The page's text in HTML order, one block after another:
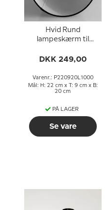
Hvid Rund
lampeskærm til
højden til E27 fatning
omløbsringe
DKK 249,00
Varenr.: P220920L1000
Mål: H: 22 cm x T: 9 cm x B:
20 cm
PÅ LAGER
Se vare